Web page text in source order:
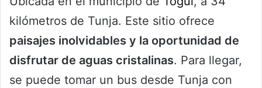
kilómetros de Tunja. Este sitio ofrece
paisajes inolvidables y la oportunidad de
disfrutar de aguas cristalinas. Para llegar,
se puede tomar un bus desde Tunja con